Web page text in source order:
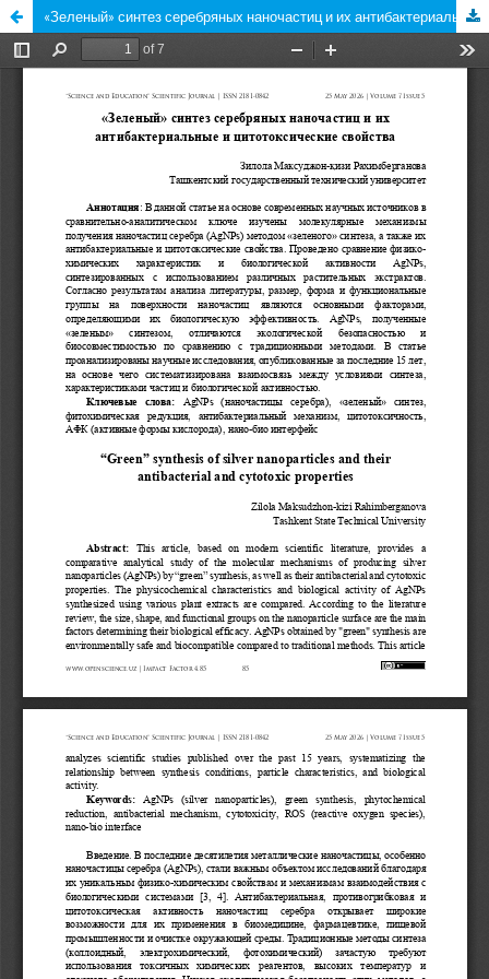
«Зеленый» синтез серебряных наночастиц и их антибактериальные и цитотоксические свойства